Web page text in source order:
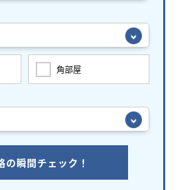
角部屋
の瞬間チェック！